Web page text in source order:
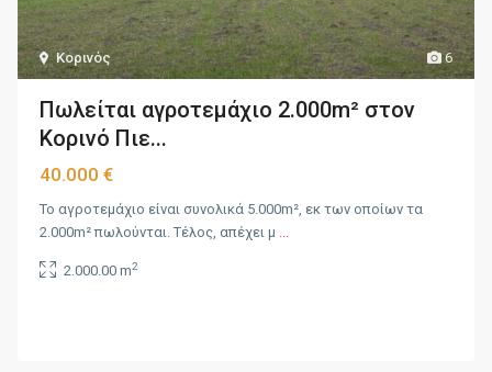
6
Κορινός
Πωλείται αγροτεμάχιο 2.000m² στον
Κορινό Πιε...
40.000 €
Το αγροτεμάχιο είναι συνολικά 5.000m², εκ των οποίων τα
2.000m² πωλούνται. Τέλος, απέχει μ
2.000.00 m2